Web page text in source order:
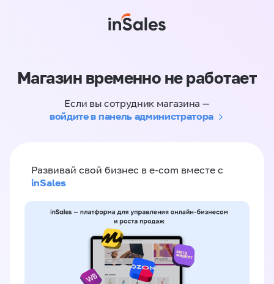
Магазин временно не работает
Если вы сотрудник магазина —
войдите в панель администратора
Развивай свой бизнес в e-com вместе с
inSales